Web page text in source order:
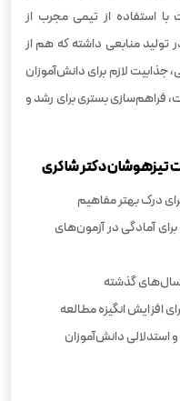
با استفاده از تیمی مجرب از
منابعی داشته که هم از
جذابیت لازم برای دانش‌آموزان
فراهم‌سازی بستری برای رشد و
تیزهوشان دکتر شاکری
درک بهتر مفاهیم
آمادگی در آزمون‌های
سال‌های گذشته
افزایش انگیزه مطالعه
استدلالی دانش‌آموزان